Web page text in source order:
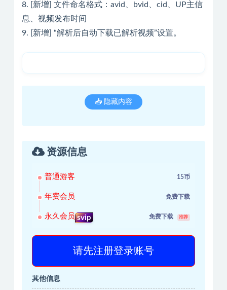
8. [新增] 文件命名格式：avid、bvid、cid、UP主信
息、视频发布时间
9. [新增] “解析后自动下载已解析视频”设置。
📥 隐藏内容
资源信息
普通游客 15币
年费会员 免费下载
永久会员 svip 免费下载 推荐
请先注册登录账号
其他信息